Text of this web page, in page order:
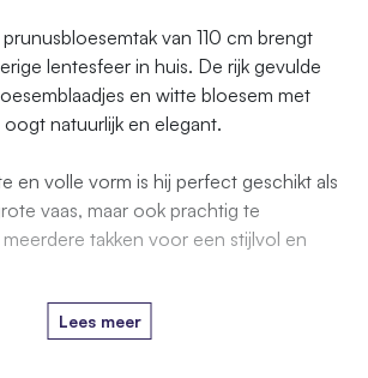
van 110 cm brengt
lentesfeer in huis. De rijk gevulde
en witte bloesem met
natuurlijk en elegant.
en volle vorm is hij perfect geschikt als
vaas, maar ook prachtig te
takken voor een stijlvol en
Lees meer